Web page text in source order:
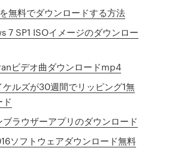
無料でダウンロードする方法
7 SP1 ISOイメージのダウンロー
ビデオ曲ダウンロードmp4
ケルズが30週間でリッピング1無
ブラウザーアプリのダウンロード
ソフトウェアダウンロード無料